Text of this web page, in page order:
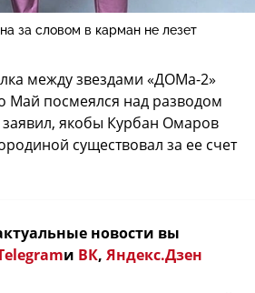
за словом в карман не лезет
между звездами «ДОМа-2»
Май посмеялся над разводом
якобы Курбан Омаров
существовал за ее счет
новости вы
и ВК, Яндекс.Дзен